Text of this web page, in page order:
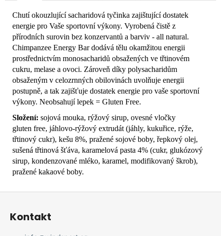
Chutí okouzlující sacharidová tyčinka zajištující dostatek
energie pro Vaše sportovní výkony. Vyrobená čistě z
přírodních surovin bez konzervantů a barviv - all natural.
Chimpanzee Energy Bar dodává tělu okamžitou energii
prostřednictvím monosacharidů obsažených ve třtinovém
cukru, melase a ovoci. Zároveň díky polysacharidům
obsaženým v celozrnných obilovinách uvolňuje energii
postupně, a tak zajišťuje dostatek energie pro vaše sportovní
výkony. Neobsahují lepek = Gluten Free.
Složení: sojová mouka, rýžový sirup, ovesné vločky
gluten free, jáhlovo-rýžový extrudát (jáhly, kukuřice, rýže,
třtinový cukr), kešu 8%, pražené sojové boby, řepkový olej,
sušená třtinová šťáva, karamelová pasta 4% (cukr, glukózový
sirup, kondenzované mléko, karamel, modifikovaný škrob),
pražené kakaové boby.
Z
Kontakt